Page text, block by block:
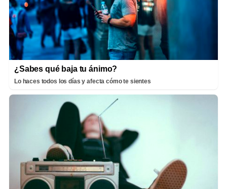
¿Sabes qué baja tu ánimo?
Lo haces todos los días y afecta cómo te sientes